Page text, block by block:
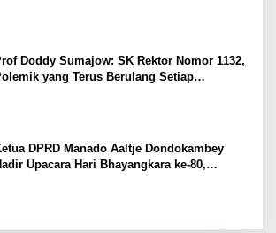
Doddy Sumajow: SK Rektor Nomor 1132,
yang Terus Berulang Setiap
DPRD Manado Aaltje Dondokambey
Upacara Hari Bhayangkara ke-80,